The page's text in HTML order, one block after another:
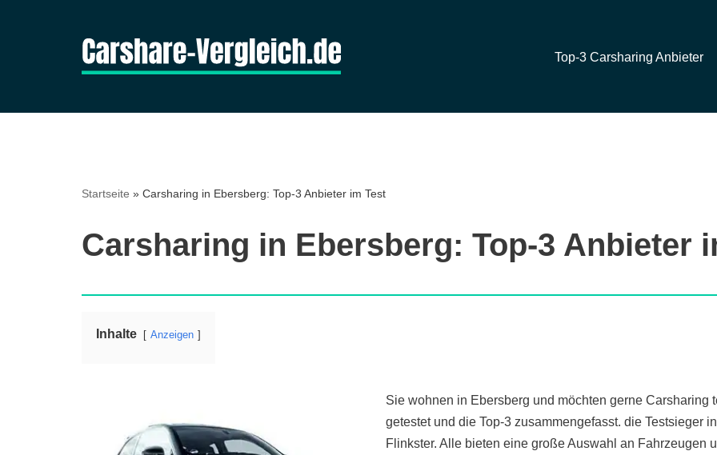
Top-3 Carsharing Anbieter
Startseite » Carsharing in Ebersberg: Top-3 Anbieter im Test
Carsharing in Ebersberg: Top-3 Anbieter
Inhalte Anzeigen
Sie wohnen in Ebersberg und möchten gerne Carsharing
getestet und die Top-3 zusammengefasst. die Testsieger
Flinkster. Alle bieten eine große Auswahl an Fahrzeugen